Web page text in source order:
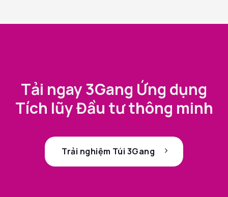
Tải ngay 3Gang Ứng dụng
Tích lũy Đầu tư thông minh
Trải nghiệm Túi 3Gang